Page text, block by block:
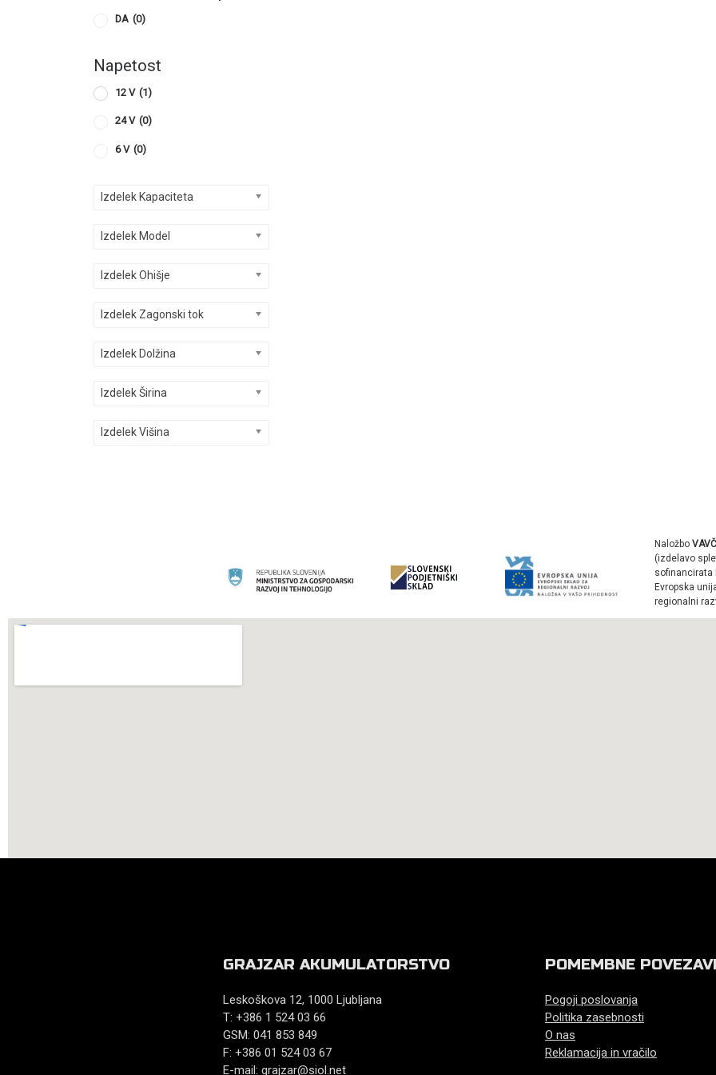
DA (0)
Napetost
12 V (1)
24 V (0)
6 V (0)
Izdelek Kapaciteta
Izdelek Model
Izdelek Ohišje
Izdelek Zagonski tok
Izdelek Dolžina
Izdelek Širina
Izdelek Višina
Naložbo
(izdelavo
sofinancirata
Evropska
regionalni
GRAJZAR AKUMULATORSTVO
Leskoškova 12, 1000 Ljubljana
T: +386 1 524 03 66
GSM: 041 853 849
F: +386 01 524 03 67
E-mail: grajzar@siol.net
POMEMBNE
Pogoji poslovanja
Politika zasebnosti
O nas
Reklamacija in vračilo